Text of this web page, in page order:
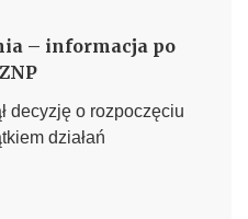
– informacja po
decyzję o rozpoczęciu
działań